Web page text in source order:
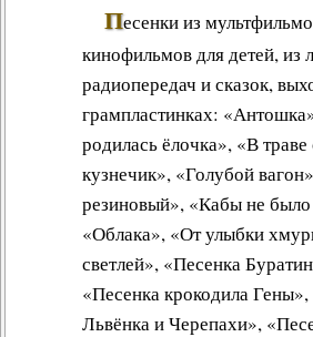
Песенки из
кинофильмов для детей,
радиопередач и сказок,
грампластинках:
родилась ёлочка», «В траве
кузнечик», «Голубой
резиновый», «Кабы не
«Облака», «От улыбки
светлей», «Песенка
«Песенка крокодила
Львёнка и Черепахи»,